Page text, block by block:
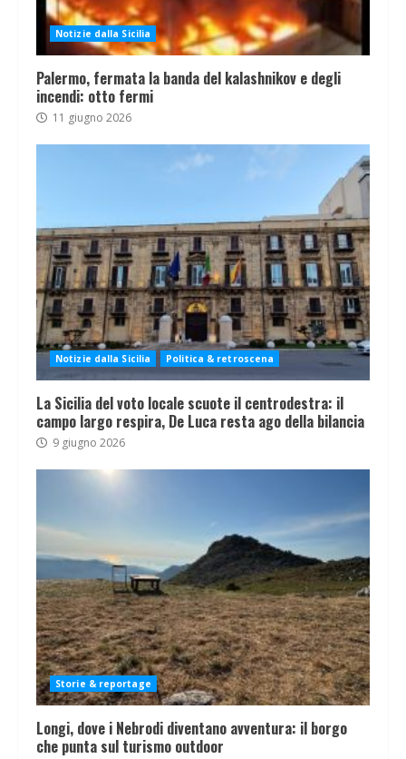
Notizie dalla Sicilia
Palermo, fermata la banda del kalashnikov e degli
incendi: otto fermi
11 giugno 2026
Notizie dalla Sicilia Politica & retroscena
La Sicilia del voto locale scuote il centrodestra: il
campo largo respira, De Luca resta ago della bilancia
9 giugno 2026
Storie & reportage
Longi, dove i Nebrodi diventano avventura: il borgo
che punta sul turismo outdoor